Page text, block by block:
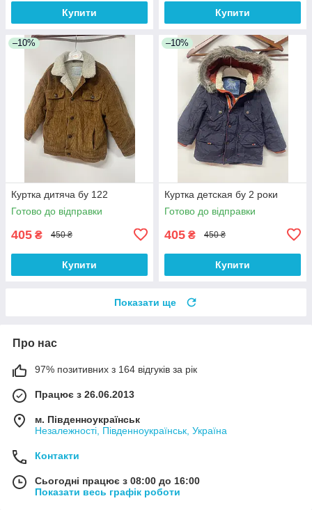
Купити Купити
–10%
Куртка дитяча бу 122
Готово до відправки
405 ₴ 450 ₴
Купити
–10%
Куртка детская бу 2 роки
Готово до відправки
405 ₴ 450 ₴
Купити
Показати ще
Про нас
97% позитивних з 164 відгуків за рік
Працює з 26.06.2013
м. Південноукраїнськ
Незалежності, Південноукраїнськ, Україна
Контакти
Сьогодні працює з 08:00 до 16:00
Показати весь графік роботи